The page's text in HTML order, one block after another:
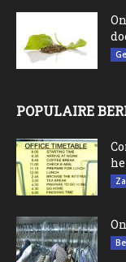
POPULAIRE